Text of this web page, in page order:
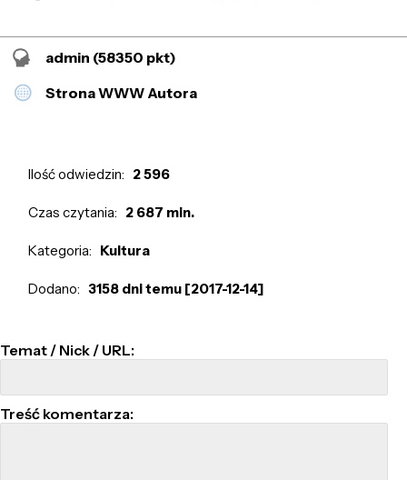
admin (58350 pkt)
Strona WWW Autora
Ilość odwiedzin: 2 596
Czas czytania: 2 687 min.
Kategoria: Kultura
Dodano: 3158 dni temu [2017-12-14]
Temat / Nick / URL:
Treść komentarza: